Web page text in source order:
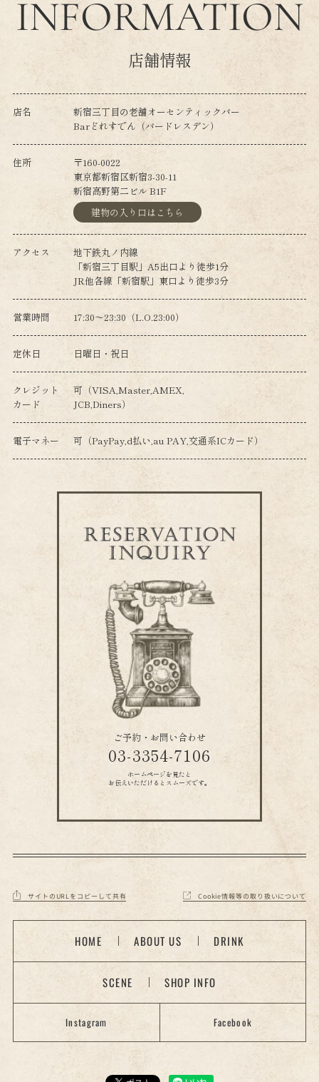
INFORMATION
店舗情報
店名
新宿三丁目の老舗オーセンティックバー
Barどれすでん（バードレスデン）
住所
〒160-0022
東京都新宿区新宿3-30-11
新宿高野第二ビル B1F
建物の入り口はこちら
アクセス
地下鉄丸ノ内線
「新宿三丁目駅」A5出口より徒歩1分
JR他各線「新宿駅」東口より徒歩3分
営業時間 17:30～23:30（L.O.23:00）
定休日 日曜日・祝日
クレジット
カード
可（VISA,Master,AMEX,
JCB,Diners）
電子マネー 可（PayPay,d払い,au PAY,交通系ICカード）
ご予約・お問い合わせ
03-3354-7106
ホームページを見たと
お伝えいただけるとスムーズです。
サイトのURLをコピーして共有 Cookie情報等の取り扱いについて
HOME ABOUT US DRINK
SCENE SHOP INFO
Instagram Facebook